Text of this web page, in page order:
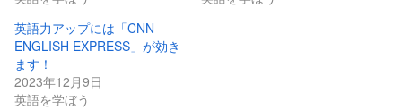
英語力アップには「CNN
ENGLISH EXPRESS」が効き
ます！
2023年12月9日
英語を学ぼう